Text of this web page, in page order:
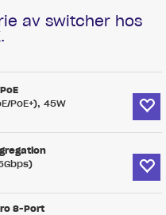
av switcher hos
PoE+), 45W
8-Port